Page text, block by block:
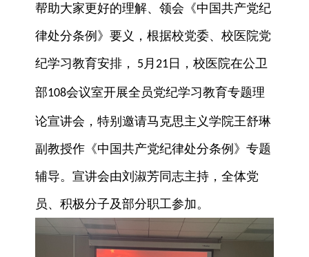
帮助大家更好的理解、领会《中国共产党纪
律处分条例》要义，根据校党委、校医院党
纪学习教育安排，
5 月 21日，校医院在公卫
部108会议室开展全员党纪学习教育专题理
论宣讲会，特别邀请马克思主义学院王舒琳
副教授作《中国共产党纪律处分条例》专题
辅导。宣讲会由刘淑芳同志主持，全体党
员、积极分子及部分职工参加。